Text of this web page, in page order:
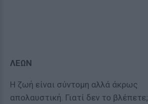
ΛΕΩΝ
Η ζωή είναι σύντομη αλλά άκρως
απολαυστική. Γιατί δεν το βλέπετε;